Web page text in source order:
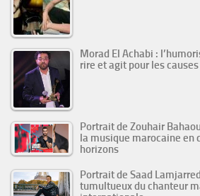
Morad El Achabi :
rire et agit pour les
Portrait de Zouhair
la musique marocaine en
horizons
Portrait de Saad
tumultueux du chanteur